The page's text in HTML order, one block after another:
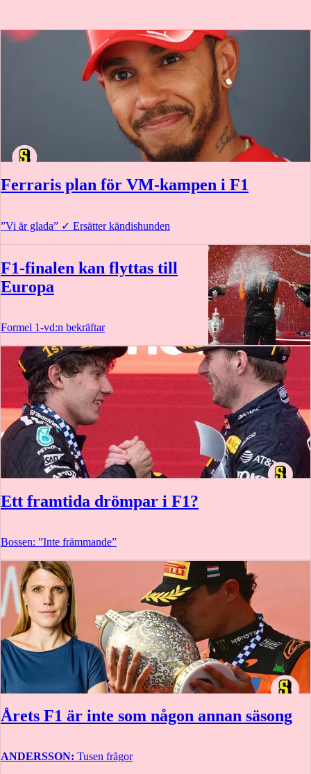
Ferraris plan för VM-kampen i F1
”Vi är glada” ✓ Ersätter kändishunden
F1-finalen kan flyttas till
Europa
Formel 1-vd:n bekräftar
Ett framtida drömpar i F1?
Bossen: ”Inte främmande”
Årets F1 är inte som någon annan säsong
ANDERSSON: Tusen frågor